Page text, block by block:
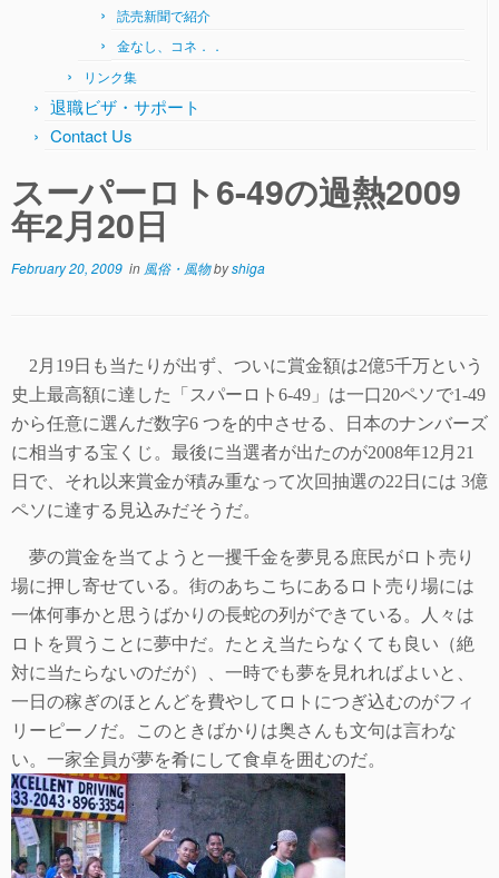
読売新聞で紹介
金なし、コネ．．
リンク集
退職ビザ・サポート
Contact Us
スーパーロト6-49の過熱2009
年2月20日
February 20, 2009 in 風俗・風物byshiga
2 月 19日も当たりが出ず、ついに賞金額は2億5千万という
史上最高額に達した「スパーロト 6-49 」は一口20ペソで1-49
から任意に選んだ数字6 つを的中させる、日本のナンバーズ
に相当する宝くじ。最後に当選者が出たのが2008年12 月 21
日で、それ以来賞金が積み重なって次回抽選の22 日には 3億
ペソに達する見込みだそうだ。
夢の賞金を当てようと一攫千金を夢見る庶民がロト売り
場に押し寄せている。街のあちこちにあるロト売り場には
一体何事かと思うばかりの長蛇の列ができている。人々は
ロトを買うことに夢中だ。たとえ当たらなくても良い（絶
対に当たらないのだが）、一時でも夢を見れればよいと、
一日の稼ぎのほとんどを費やしてロトにつぎ込むのがフィ
リーピーノだ。このときばかりは奥さんも文句は言わな
い。一家全員が夢を肴にして食卓を囲むのだ。